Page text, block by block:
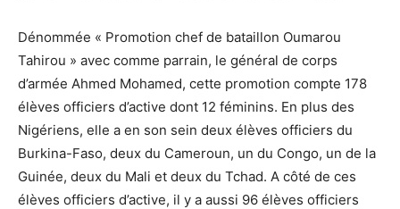
Dénommée « Promotion chef de bataillon Oumarou
Tahirou » avec comme parrain, le général de corps
d’armée Ahmed Mohamed, cette promotion compte 178
élèves officiers d’active dont 12 féminins. En plus des
Nigériens, elle a en son sein deux élèves officiers du
Burkina-Faso, deux du Cameroun, un du Congo, un de la
Guinée, deux du Mali et deux du Tchad. A côté de ces
élèves officiers d’active, il y a aussi 96 élèves officiers